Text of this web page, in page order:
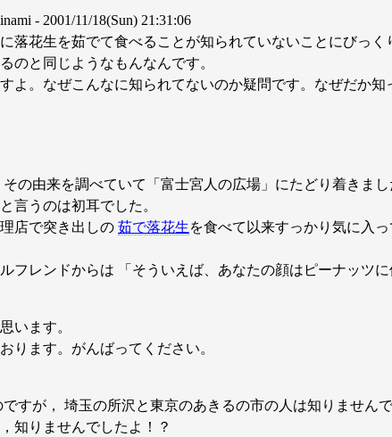
- 2001/11/18(Sun) 21:31:06
落花生を茹でて食べることが知られていないことにびっ
のと同じようなもんなんです。
よ。なぜこんなに知られてないのか疑問です。なぜだか
の由来を調べていて「富士宮人の広場」にたどり着きま
言うのは初耳でした。
店で突き出しの 茹で落花生を食べて以来すっかり気に入
フレンドからは 「そういえば、あなたの顔はピーナッツ
います。
ります。がんばってください。
すが， 埼玉の所沢と東京のあきるの市の人は知りません
知りませんでしたよ！？